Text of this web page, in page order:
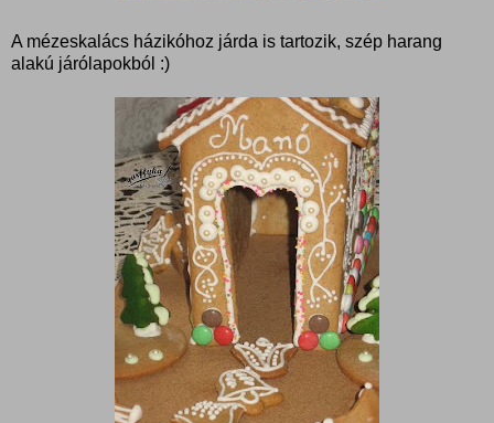
A mézeskalács házikóhoz járda is tartozik, szép harang
alakú járólapokból :)